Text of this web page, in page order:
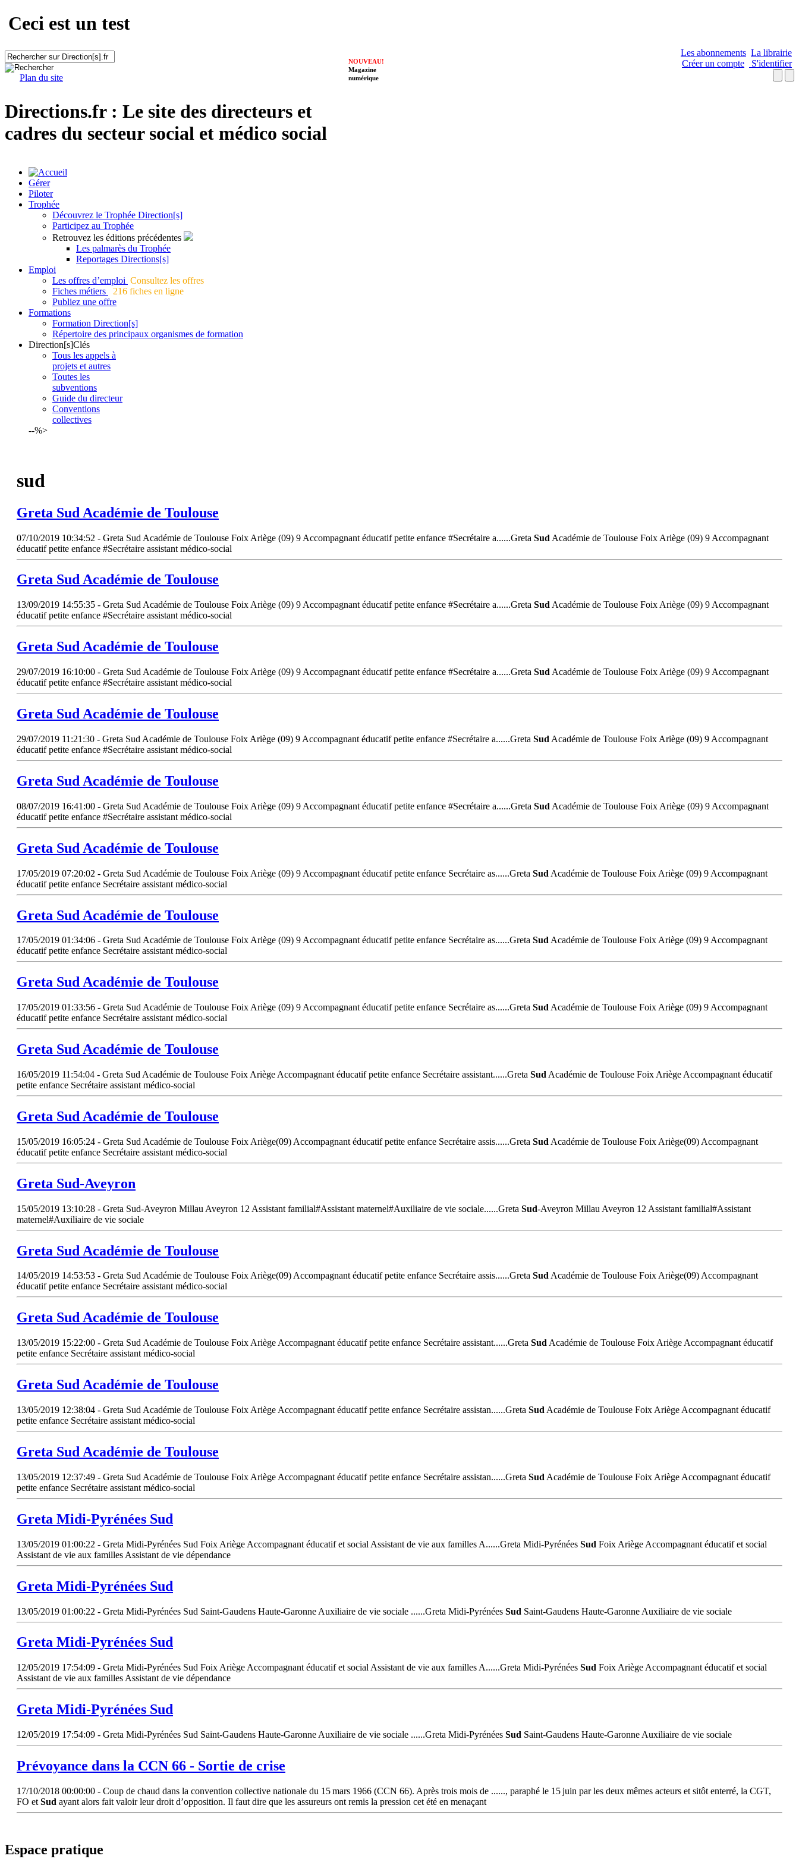
Ceci est un test
Plan du site
Les abonnements La librairie
Créer un compte
S'identifier
NOUVEAU!
Magazine
numérique
Directions.fr : Le site des directeurs et
cadres du secteur social et médico social
Gérer
Piloter
Trophée
Découvrez le Trophée Direction[s]
Participez au Trophée
Retrouvez les éditions précédentes
Les palmarès du Trophée
Reportages Directions[s]
Emploi
Les offres d’emploi Consultez les offres
Fiches métiers
216 fiches en ligne
Publiez une offre
Formations
Formation Direction[s]
Répertoire des principaux organismes de formation
Direction[s]Clés
Tous les appels à
projets et autres
Toutes les
subventions
Guide du directeur
Conventions
collectives
--%>
sud
Greta Sud Académie de Toulouse
07/10/2019 10:34:52 - Greta Sud Académie de Toulouse Foix Ariège (09) 9 Accompagnant éducatif petite enfance #Secrétaire a......Greta Sud Académie de Toulouse Foix Ariège (09) 9 Accompagnant
éducatif petite enfance #Secrétaire assistant médico-social
Greta SudAcadémie de Toulouse
13/09/2019 14:55:35 - Greta Sud Académie de Toulouse Foix Ariège (09) 9 Accompagnant éducatif petite enfance #Secrétaire a......Greta Sud Académie de Toulouse Foix Ariège (09) 9 Accompagnant
éducatif petite enfance #Secrétaire assistant médico-social
Greta SudAcadémie de Toulouse
29/07/2019 16:10:00 - Greta Sud Académie de Toulouse Foix Ariège (09) 9 Accompagnant éducatif petite enfance #Secrétaire a......Greta Sud Académie de Toulouse Foix Ariège (09) 9 Accompagnant
éducatif petite enfance #Secrétaire assistant médico-social
Greta Sud Académie de Toulouse
29/07/2019 11:21:30 - Greta Sud Académie de Toulouse Foix Ariège (09) 9 Accompagnant éducatif petite enfance #Secrétaire a......Greta Sud Académie de Toulouse Foix Ariège (09) 9 Accompagnant
éducatif petite enfance #Secrétaire assistant médico-social
Greta Sud Académie de Toulouse
08/07/2019 16:41:00 - Greta Sud Académie de Toulouse Foix Ariège (09) 9 Accompagnant éducatif petite enfance #Secrétaire a......Greta Sud Académie de Toulouse Foix Ariège (09) 9 Accompagnant
éducatif petite enfance #Secrétaire assistant médico-social
Greta Sud Académie de Toulouse
17/05/2019 07:20:02 - Greta Sud Académie de Toulouse Foix Ariège (09) 9 Accompagnant éducatif petite enfance Secrétaire as......Greta Sud Académie de Toulouse Foix Ariège (09) 9 Accompagnant
éducatif petite enfance Secrétaire assistant médico-social
Greta Sud Académie de Toulouse
17/05/2019 01:34:06 - Greta Sud Académie de Toulouse Foix Ariège (09) 9 Accompagnant éducatif petite enfance Secrétaire as......Greta SudAcadémie de Toulouse Foix Ariège (09) 9 Accompagnant
éducatif petite enfance Secrétaire assistant médico-social
Greta SudAcadémie de Toulouse
17/05/2019 01:33:56 - Greta Sud Académie de Toulouse Foix Ariège (09) 9 Accompagnant éducatif petite enfance Secrétaire as......Greta Sud Académie de Toulouse Foix Ariège (09) 9 Accompagnant
éducatif petite enfance Secrétaire assistant médico-social
Greta Sud Académie de Toulouse
16/05/2019 11:54:04 - Greta Sud Académie de Toulouse Foix Ariège Accompagnant éducatif petite enfance Secrétaire assistant......Greta Sud Académie de Toulouse Foix Ariège Accompagnant éducatif
petite enfance Secrétaire assistant médico-social
Greta Sud Académie de Toulouse
15/05/2019 16:05:24 - Greta Sud Académie de Toulouse Foix Ariège(09) Accompagnant éducatif petite enfance Secrétaire assis......Greta Sud Académie de Toulouse Foix Ariège(09) Accompagnant
éducatif petite enfance Secrétaire assistant médico-social
Greta Sud-Aveyron
15/05/2019 13:10:28 - Greta Sud-Aveyron Millau Aveyron 12 Assistant familial#Assistant maternel#Auxiliaire de vie sociale......Greta Sud-Aveyron Millau Aveyron 12 Assistant familial#Assistant
maternel#Auxiliaire de vie sociale
Greta Sud Académie de Toulouse
14/05/2019 14:53:53 - Greta Sud Académie de Toulouse Foix Ariège(09) Accompagnant éducatif petite enfance Secrétaire assis......Greta SudAcadémie de Toulouse Foix Ariège(09) Accompagnant
éducatif petite enfance Secrétaire assistant médico-social
Greta SudAcadémie de Toulouse
13/05/2019 15:22:00 - Greta Sud Académie de Toulouse Foix Ariège Accompagnant éducatif petite enfance Secrétaire assistant......Greta Sud Académie de Toulouse Foix Ariège Accompagnant éducatif
petite enfance Secrétaire assistant médico-social
Greta Sud Académie de Toulouse
13/05/2019 12:38:04 - Greta Sud Académie de Toulouse Foix Ariège Accompagnant éducatif petite enfance Secrétaire assistan......Greta Sud Académie de Toulouse Foix Ariège Accompagnant éducatif
petite enfance Secrétaire assistant médico-social
Greta Sud Académie de Toulouse
13/05/2019 12:37:49 - Greta Sud Académie de Toulouse Foix Ariège Accompagnant éducatif petite enfance Secrétaire assistan......Greta Sud Académie de Toulouse Foix Ariège Accompagnant éducatif
petite enfance Secrétaire assistant médico-social
Greta Midi-Pyrénées Sud
13/05/2019 01:00:22 - Greta Midi-Pyrénées Sud Foix Ariège Accompagnant éducatif et social Assistant de vie aux familles A......Greta Midi-Pyrénées Sud Foix Ariège Accompagnant éducatif et social
Assistant de vie aux familles Assistant de vie dépendance
Greta Midi-Pyrénées Sud
13/05/2019 01:00:22 - Greta Midi-Pyrénées Sud Saint-Gaudens Haute-Garonne Auxiliaire de vie sociale ......Greta Midi-Pyrénées Sud Saint-Gaudens Haute-Garonne Auxiliaire de vie sociale
Greta Midi-Pyrénées Sud
12/05/2019 17:54:09 - Greta Midi-Pyrénées Sud Foix Ariège Accompagnant éducatif et social Assistant de vie aux familles A......Greta Midi-Pyrénées Sud Foix Ariège Accompagnant éducatif et social
Assistant de vie aux familles Assistant de vie dépendance
Greta Midi-Pyrénées Sud
12/05/2019 17:54:09 - Greta Midi-Pyrénées Sud Saint-Gaudens Haute-Garonne Auxiliaire de vie sociale ......Greta Midi-Pyrénées Sud Saint-Gaudens Haute-Garonne Auxiliaire de vie sociale
Prévoyance dans la CCN 66 - Sortie de crise
17/10/2018 00:00:00 - Coup de chaud dans la convention collective nationale du 15 mars 1966 (CCN 66). Après trois mois de ......, paraphé le 15 juin par les deux mêmes acteurs et sitôt enterré, la CGT,
FO et Sud ayant alors fait valoir leur droit d’opposition. Il faut dire que les assureurs ont remis la pression cet été en menaçant
Espace pratique